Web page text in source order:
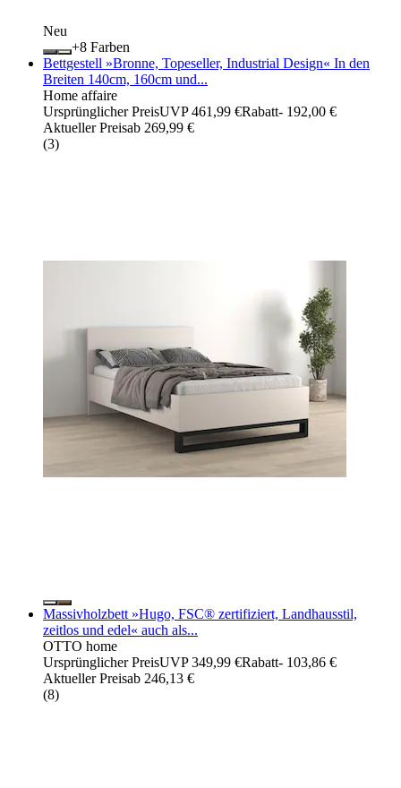
Neu
+
Farben
Bettgestell »Bronne, Topeseller, Industrial Design« In den
Breiten 140cm, 160cm und...
Home affaire
Ursprünglicher PreisUVP 461,99 €Rabatt- 192,00 €
Aktueller Preisab 269,99 €
(3)
Massivholzbett »Hugo, FSC® zertifiziert, Landhausstil,
zeitlos und edel« auch als...
OTTO home
Ursprünglicher PreisUVP 349,99 €Rabatt- 103,86 €
Aktueller Preisab 246,13 €
(8)